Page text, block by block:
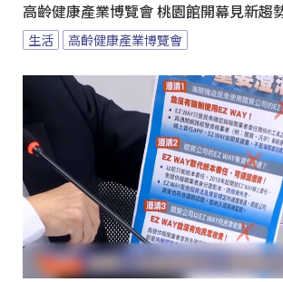
高齡健康產業博覽會 桃園館開幕見新趨
生活 高齡健康產業博覽會